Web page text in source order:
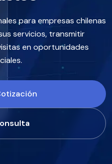
para empresas chilenas
servicios, transmitir
en oportunidades